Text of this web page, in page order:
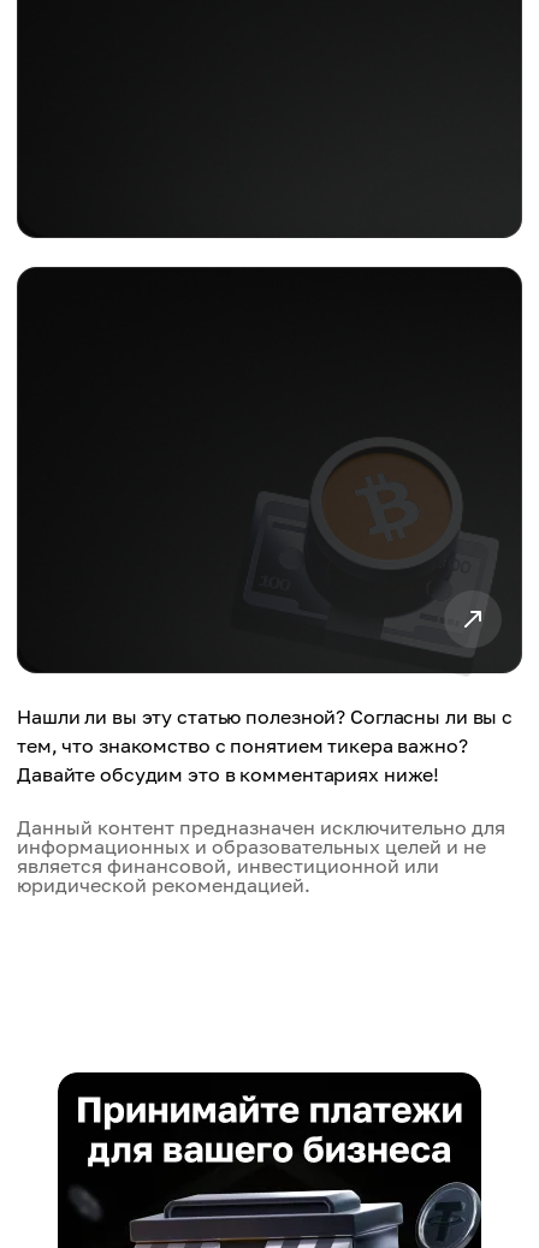
Нашли ли вы эту статью полезной? Согласны ли вы с
тем, что знакомство с понятием тикера важно?
Давайте обсудим это в комментариях ниже!
Данный контент предназначен исключительно для
информационных и образовательных целей и не
является финансовой, инвестиционной или
юридической рекомендацией.